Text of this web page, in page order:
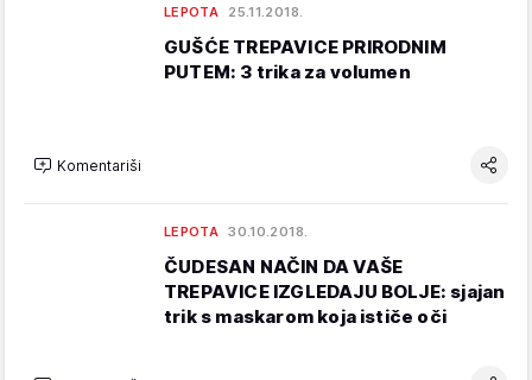
LEPOTA 25.11.2018.
GUŠĆE TREPAVICE PRIRODNIM
PUTEM: 3 trika za volumen
Komentariši
LEPOTA 30.10.2018.
ČUDESAN NAČIN DA VAŠE
TREPAVICE IZGLEDAJU BOLJE: sjajan
trik s maskarom koja ističe oči